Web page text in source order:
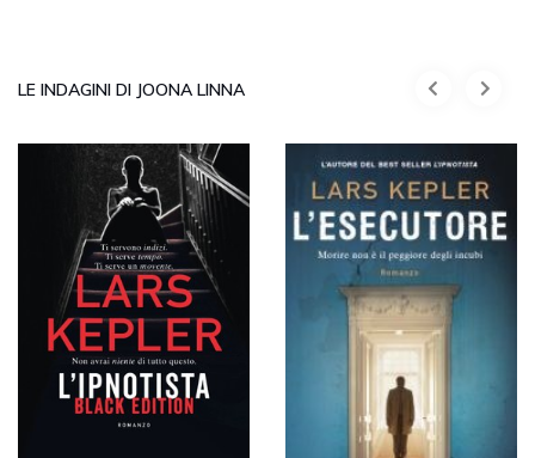
LE INDAGINI DI JOONA LINNA